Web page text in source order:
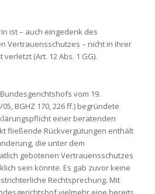
ist – auch eingedenk des
Vertrauensschutzes – nicht in ihrer
(Art. 12 Abs. 1 GG).
vom 19.
BGHZ 170, 226 ff.) begründete
einer beratenden
fließende Rückvergütungen enthält
die unter dem
gebotenen Vertrauensschutzes
sein könnte. Es gab zuvor keine
Rechtsprechung. Mit